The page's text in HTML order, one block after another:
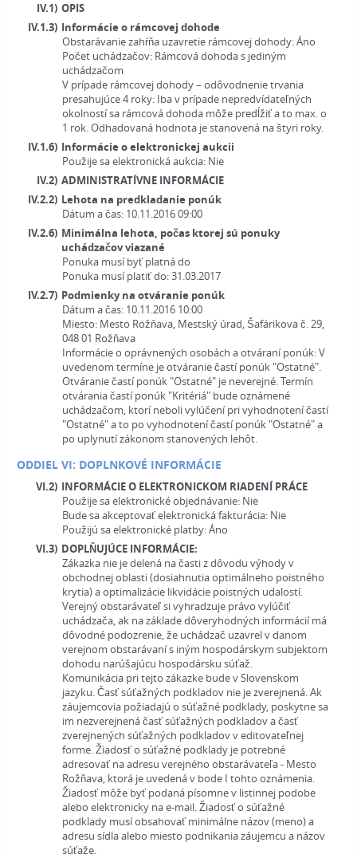
IV.1) OPIS
IV.1.3) Informácie o rámcovej dohode
Obstarávanie zahŕňa uzavretie rámcovej dohody:Áno
Počet uchádzačov: Rámcová dohoda s jediným
uchádzačom
V prípade rámcovej dohody – odôvodnenie trvania
presahujúce 4 roky: Iba v prípade nepredvídateľných
okolností sa rámcová dohoda môže predĺžiť a to max. o
1 rok. Odhadovaná hodnota je stanovená na štyri roky.
IV.1.6) Informácie o elektronickej aukcii
Použije sa elektronická aukcia: Nie
IV.2) ADMINISTRATÍVNE INFORMÁCIE
IV.2.2) Lehota na predkladanie ponúk
Dátum a čas: 10.11.2016 09:00
IV.2.6) Minimálna lehota, počas ktorej sú ponuky
uchádzačov viazané
Ponuka musí byť platná do
Ponuka musí platiť do: 31.03.2017
IV.2.7) Podmienky na otváranie ponúk
Dátum a čas: 10.11.2016 10:00
Miesto: Mesto Rožňava, Mestský úrad, Šafárikova č. 29,
048 01 Rožňava
Informácie o oprávnených osobách a otváraní ponúk:V
uvedenom termíne je otváranie častí ponúk "Ostatné".
Otváranie častí ponúk "Ostatné" je neverejné. Termín
otvárania častí ponúk "Kritériá" bude oznámené
uchádzačom, ktorí neboli vylúčení pri vyhodnotení častí
"Ostatné" a to po vyhodnotení častí ponúk "Ostatné" a
po uplynutí zákonom stanovených lehôt.
ODDIEL VI: DOPLNKOVÉ INFORMÁCIE
VI.2) INFORMÁCIE O ELEKTRONICKOM RIADENÍ PRÁCE
Použije sa elektronické objednávanie: Nie
Bude sa akceptovať elektronická fakturácia: Nie
Použijú sa elektronické platby:Áno
VI.3) DOPLŇUJÚCE INFORMÁCIE:
Zákazka nie je delená na časti z dôvodu výhody v
obchodnej oblasti (dosiahnutia optimálneho poistného
krytia) a optimalizácie likvidácie poistných udalostí.
Verejný obstarávateľ si vyhradzuje právo vylúčiť
uchádzača, ak na základe dôveryhodných informácií má
dôvodné podozrenie, že uchádzač uzavrel v danom
verejnom obstarávaní s iným hospodárskym subjektom
dohodu narúšajúcu hospodársku súťaž.
Komunikácia pri tejto zákazke bude v Slovenskom
jazyku. Časť súťažných podkladov nie je zverejnená. Ak
záujemcovia požiadajú o súťažné podklady, poskytne sa
im nezverejnená časť súťažných podkladov a časť
zverejnených súťažných podkladov v editovateľnej
forme. Žiadosť o súťažné podklady je potrebné
adresovať na adresu verejného obstarávateľa - Mesto
Rožňava, ktorá je uvedená v bode I tohto oznámenia.
Žiadosť môže byť podaná písomne v listinnej podobe
alebo elektronicky na e-mail. Žiadosť o súťažné
podklady musí obsahovať minimálne názov (meno) a
adresu sídla alebo miesto podnikania záujemcu a názov
súťaže.